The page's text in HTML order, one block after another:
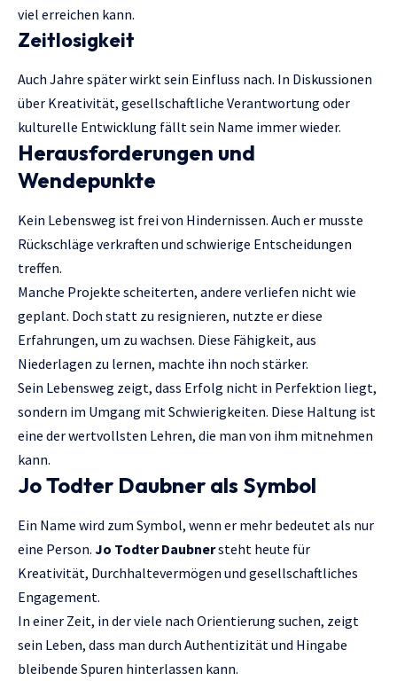
viel erreichen kann.
Zeitlosigkeit
Auch Jahre später wirkt sein Einfluss nach. In Diskussionen
über Kreativität, gesellschaftliche Verantwortung oder
kulturelle Entwicklung fällt sein Name immer wieder.
Herausforderungen und
Wendepunkte
Kein Lebensweg ist frei von Hindernissen. Auch er musste
Rückschläge verkraften und schwierige Entscheidungen
treffen.
Manche Projekte scheiterten, andere verliefen nicht wie
geplant. Doch statt zu resignieren, nutzte er diese
Erfahrungen, um zu wachsen. Diese Fähigkeit, aus
Niederlagen zu lernen, machte ihn noch stärker.
Sein Lebensweg zeigt, dass Erfolg nicht in Perfektion liegt,
sondern im Umgang mit Schwierigkeiten. Diese Haltung ist
eine der wertvollsten Lehren, die man von ihm mitnehmen
kann.
Jo Todter Daubner als Symbol
Ein Name wird zum Symbol, wenn er mehr bedeutet als nur
eine Person. Jo Todter Daubnersteht heute für
Kreativität, Durchhaltevermögen und gesellschaftliches
Engagement.
In einer Zeit, in der viele nach Orientierung suchen, zeigt
sein Leben, dass man durch Authentizität und Hingabe
bleibende Spuren hinterlassen kann.